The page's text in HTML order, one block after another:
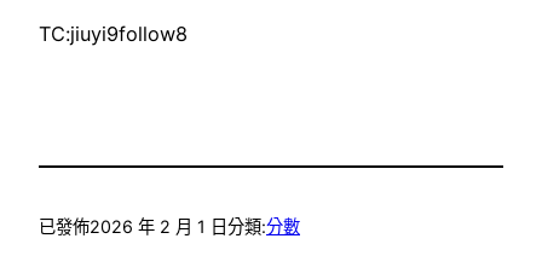
TC:jiuyi9follow8
已發佈2026 年 2 月 1 日分類:分數